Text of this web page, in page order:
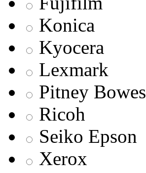
Konica
Kyocera
Lexmark
Pitney Bowes
Ricoh
Seiko Epson
Xerox